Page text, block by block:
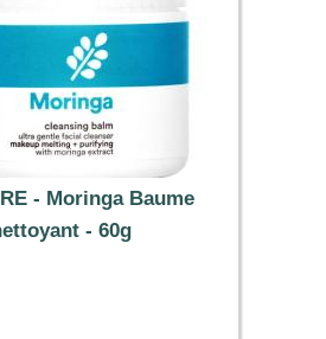
- Moringa Baume
- 60g